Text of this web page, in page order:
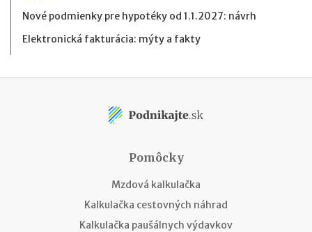
Nové podmienky pre hypotéky od 1.1.2027: návrh
Elektronická fakturácia: mýty a fakty
Pomôcky
Mzdová kalkulačka
Kalkulačka cestovných náhrad
Kalkulačka paušálnych výdavkov